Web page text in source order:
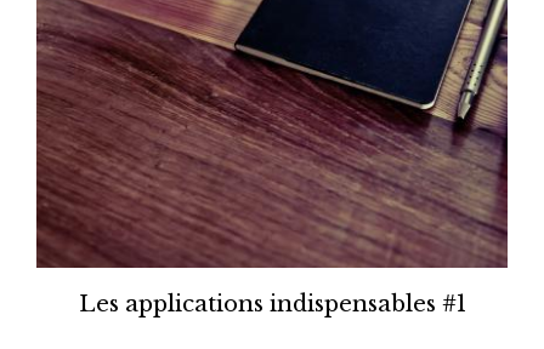
Les applications indispensables #1